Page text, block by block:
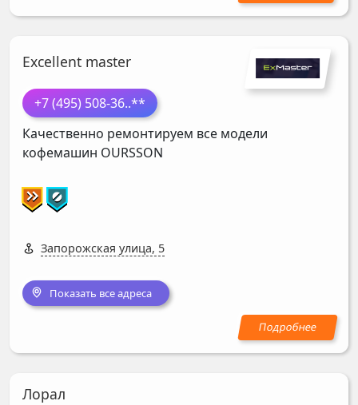
Excellent master
+7 (495) 508-36..**
Качественно ремонтируем все модели
кофемашин OURSSON
Запорожская улица, 5
Показать все адреса
Лорал